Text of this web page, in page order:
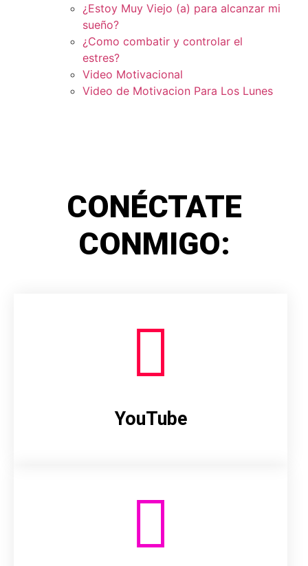
¿Estoy Muy Viejo (a) para alcanzar mi
sueño?
¿Como combatir y controlar el
estres?
Video Motivacional
Video de Motivacion Para Los Lunes
CONÉCTATE
CONMIGO:
YouTube